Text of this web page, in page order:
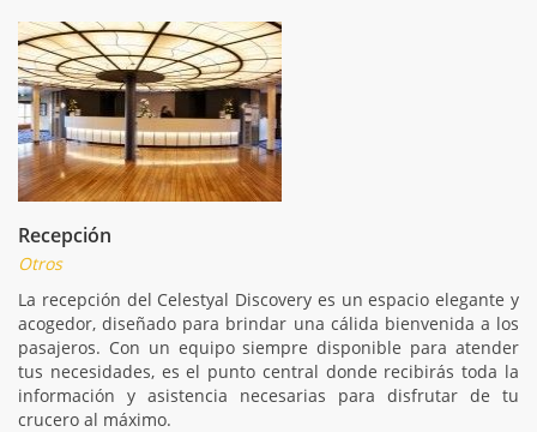
Recepción
Otros
La recepción del Celestyal Discovery es un espacio elegante y
acogedor, diseñado para brindar una cálida bienvenida a los
pasajeros. Con un equipo siempre disponible para atender
tus necesidades, es el punto central donde recibirás toda la
información y asistencia necesarias para disfrutar de tu
crucero al máximo.